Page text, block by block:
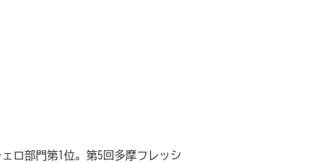
ロ部門第1位。第5回多摩フレッシ